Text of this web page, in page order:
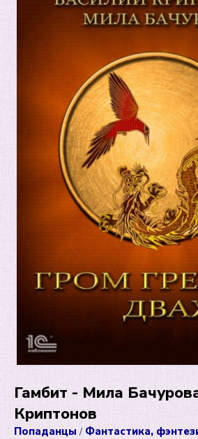
Гамбит - Мила
Криптонов
Попаданцы / Фантастика,